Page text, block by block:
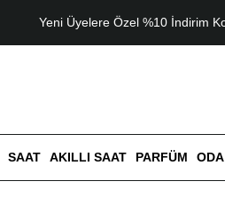
Yeni Üyelere Özel %10 İndirim
SAAT AKILLI SAAT PARFÜM